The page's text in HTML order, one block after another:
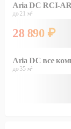
Aria DC RCI-
до 21 м²
28 890 ₽
Aria DC все
до 35 м²